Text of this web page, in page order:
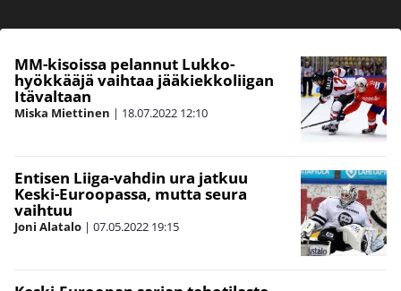
MM-kisoissa pelannut Lukko-
hyökkääjä vaihtaa jääkiekkoliigan
Itävaltaan
Miska Miettinen | 18.07.2022 12:10
Entisen Liiga-vahdin ura jatkuu
Keski-Euroopassa, mutta seura
vaihtuu
Joni Alatalo | 07.05.2022 19:15